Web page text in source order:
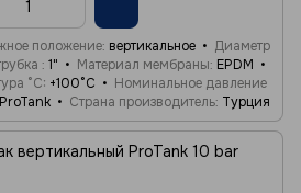
положение вертикальное
Диаметр
1" Материал мембраны EPDM
°C +100°C
Номинальное давление
ProTank Страна производитель Турция